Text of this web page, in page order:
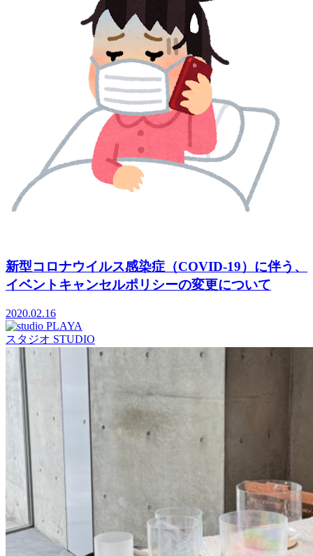
新型コロナウイルス感染症（COVID-19）に伴う、
イベントキャンセルポリシーの変更について
2020.02.16
スタジオ STUDIO